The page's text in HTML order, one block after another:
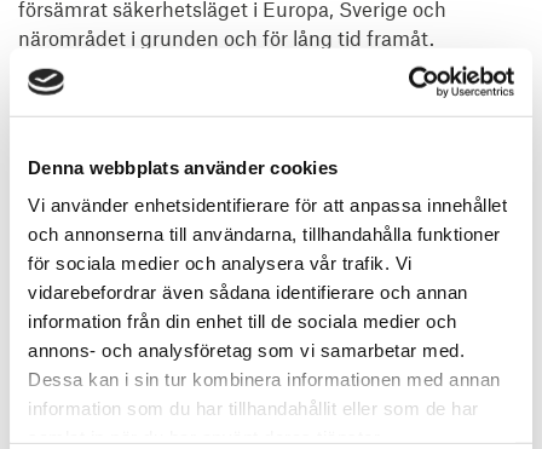
Denna webbplats använder cookies
Vi använder enhetsidentifierare för att anpassa innehållet
och annonserna till användarna, tillhandahålla funktioner
för sociala medier och analysera vår trafik. Vi
vidarebefordrar även sådana identifierare och annan
information från din enhet till de sociala medier och
annons- och analysföretag som vi samarbetar med.
Dessa kan i sin tur kombinera informationen med annan
information som du har tillhandahållit eller som de har
försämrat säkerhetsläget i Europa, Sverige och
närområdet i grunden och för lång tid framåt.
Svefa Juridik följer rättsutvecklingen på området, ser
det som en viktig ny lagstiftning som dock behöver
vägas mot den grundlagsskyddade äganderätten i
Regeringsformen. Men på samma sätt som privat
egendom idag kan exproprieras för ett angeläget
allmänt behov som vägar, järnvägar och annan
ägandet annars kan utgöra ett hot mot Sveriges